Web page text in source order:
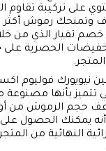
على تركيبة تقاوم
وتمنحك رموش أكثر
خصم تفيار الذي من
الحصرية على
نيويورك فوليوم
تتميز بأنها مصنوعة
حجم الرموش من
أنه يمكنك الحصول
النهائية من